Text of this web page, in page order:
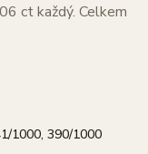
ct každý. Celkem
1000, 390/1000